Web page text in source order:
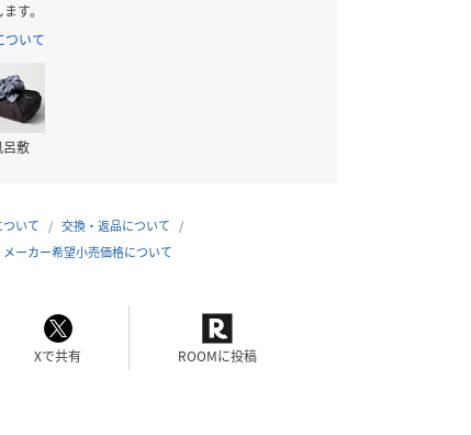
す。
ついて
呂敷
いて
交換・返品について
メーカー希望小売価格について
Xで共有 ROOMに投稿